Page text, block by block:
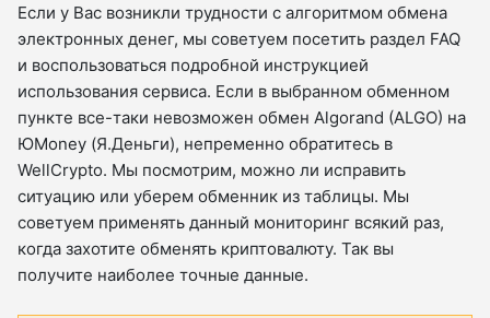
Если у Вас возникли трудности с алгоритмом обмена
электронных денег, мы советуем посетить раздел FAQ
и воспользоваться подробной инструкцией
использования сервиса. Если в выбранном обменном
пункте все-таки невозможен обмен Algorand (ALGO) на
ЮMoney (Я.Деньги), непременно обратитесь в
WellCrypto. Мы посмотрим, можно ли исправить
ситуацию или уберем обменник из таблицы. Мы
советуем применять данный мониторинг всякий раз,
когда захотите обменять криптовалюту. Так вы
получите наиболее точные данные.